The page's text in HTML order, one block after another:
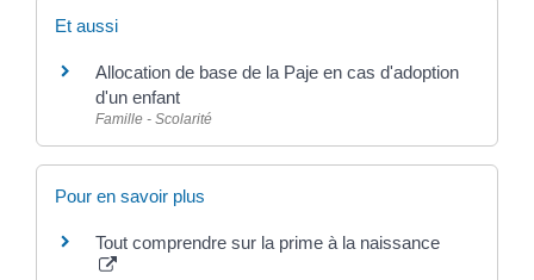
Et aussi
Allocation de base de la Paje en cas d'adoption
d'un enfant
Famille - Scolarité
Pour en savoir plus
Tout comprendre sur la prime à la naissance